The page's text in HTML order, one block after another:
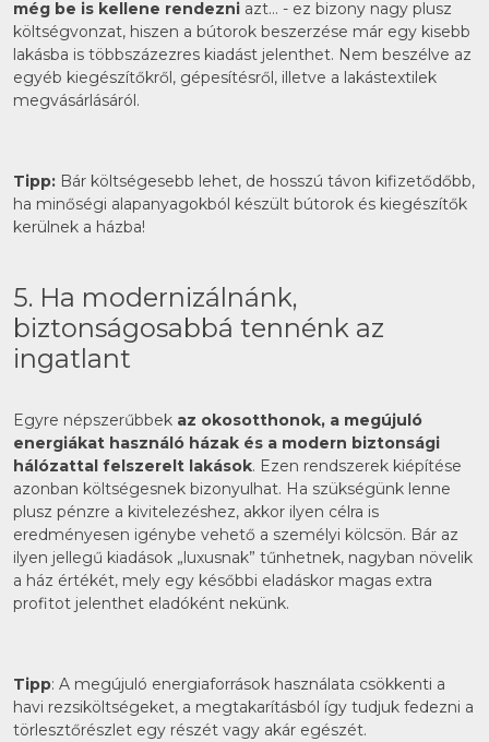
még be is kellene rendezni azt… - ez bizony nagy plusz
költségvonzat, hiszen a bútorok beszerzése már egy kisebb
lakásba is többszázezres kiadást jelenthet. Nem beszélve az
egyéb kiegészítőkről, gépesítésről, illetve a lakástextilek
megvásárlásáról.
Tipp: Bár költségesebb lehet, de hosszú távon kifizetődőbb,
ha minőségi alapanyagokból készült bútorok és kiegészítők
kerülnek a házba!
5. Ha modernizálnánk,
biztonságosabbá tennénk az
ingatlant
Egyre népszerűbbek az okosotthonok, a megújuló
energiákat használó házak és a modern biztonsági
hálózattal felszerelt lakások. Ezen rendszerek kiépítése
azonban költségesnek bizonyulhat. Ha szükségünk lenne
plusz pénzre a kivitelezéshez, akkor ilyen célra is
eredményesen igénybe vehető a személyi kölcsön. Bár az
ilyen jellegű kiadások „luxusnak” tűnhetnek, nagyban növelik
a ház értékét, mely egy későbbi eladáskor magas extra
profitot jelenthet eladóként nekünk.
Tipp: A megújuló energiaforrások használata csökkenti a
havi rezsiköltségeket, a megtakarításból így tudjuk fedezni a
törlesztőrészlet egy részét vagy akár egészét.